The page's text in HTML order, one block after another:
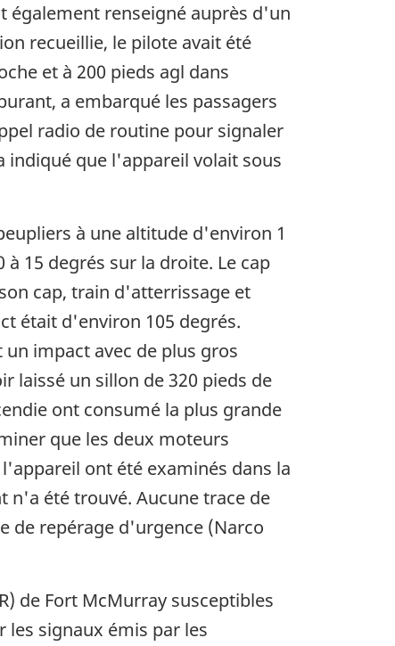
également renseigné auprès d'un
recueillie, le pilote avait été
et à 200 pieds agl dans
a embarqué les passagers
radio de routine pour signaler
indiqué que l'appareil volait sous
à une altitude d'environ 1
15 degrés sur la droite. Le cap
cap, train d'atterrissage et
était d'environ 105 degrés.
impact avec de plus gros
laissé un sillon de 320 pieds de
ont consumé la plus grande
que les deux moteurs
ont été examinés dans la
n'a été trouvé. Aucune trace de
de repérage d'urgence (Narco
de Fort McMurray susceptibles
signaux émis par les